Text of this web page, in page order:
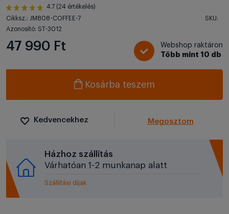
4.7 (24 értékelés)
Cikksz.: JM808-COFFEE-7
SKU:
Azonosító: ST-3012
47 990 Ft
Webshop raktáron
Több mint 10 db
Kosárba teszem
Kedvencekhez Megosztom
Házhoz szállítás
Várhatóan 1-2 munkanap alatt
Szállítási díjak